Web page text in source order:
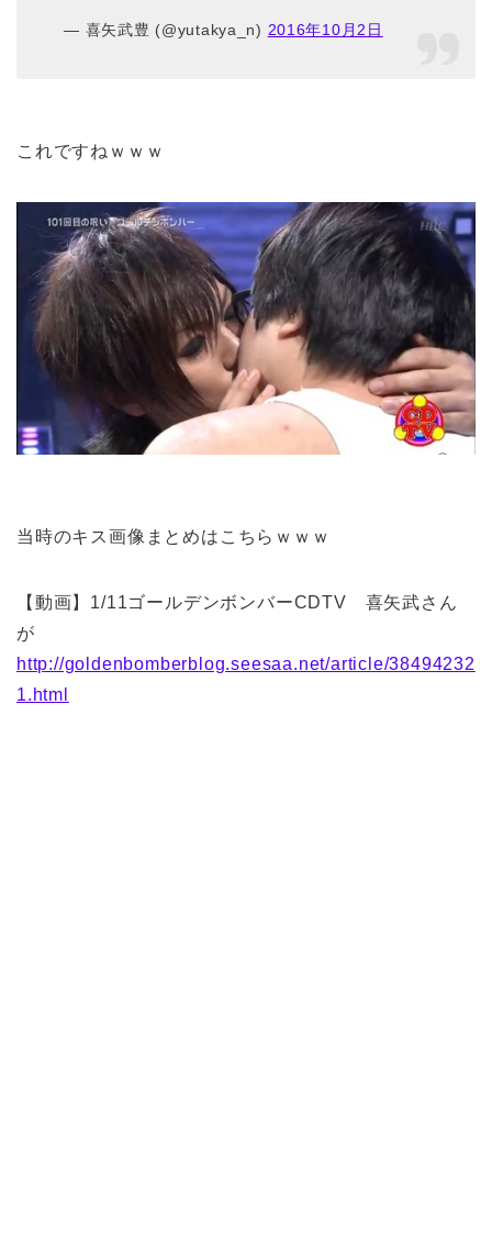
— 喜矢武豊 (@yutakya_n) 2016年10月2日
これですねｗｗｗ
当時のキス画像まとめはこちらｗｗｗ
【動画】1/11ゴールデンボンバーCDTV 喜矢武さん
が
http://goldenbomberblog.seesaa.net/article/38494232
1.html